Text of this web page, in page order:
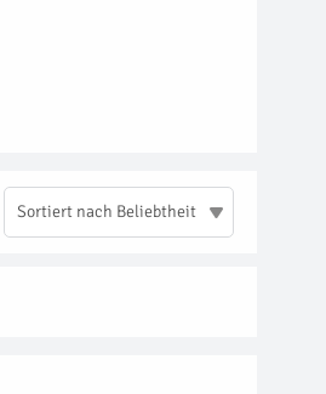
Sortiert nach Beliebtheit